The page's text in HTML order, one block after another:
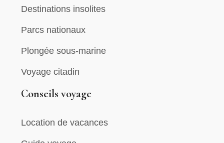
Destinations insolites
Parcs nationaux
Plongée sous-marine
Voyage citadin
Conseils voyage
Location de vacances